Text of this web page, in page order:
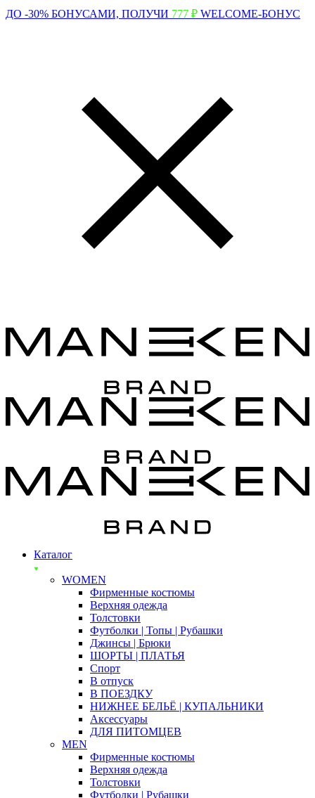
ДО -30% БОНУСАМИ, ПОЛУЧИ 777 ₽ WELCOME-БОНУС
Каталог
WOMEN
Фирменные костюмы
Верхняя одежда
Толстовки
Футболки | Топы | Рубашки
Джинсы | Брюки
ШОРТЫ | ПЛАТЬЯ
Спорт
В отпуск
В ПОЕЗДКУ
НИЖНЕЕ БЕЛЬЁ | КУПАЛЬНИКИ
Аксессуары
ДЛЯ ПИТОМЦЕВ
MEN
Фирменные костюмы
Верхняя одежда
Толстовки
Футболки | Рубашки